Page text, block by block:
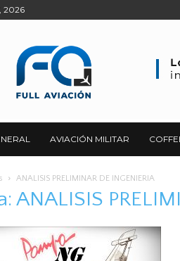
2026
AVIACIÓN MILITAR
ANALISIS PRELIMINAR DE INGENIERIA
ANALISIS